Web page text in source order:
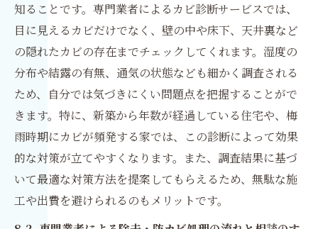
知ることです。専門業者によるカビ診断サービスでは、
目に見えるカビだけでなく、壁の中や床下、天井裏など
の隠れたカビの存在までチェックしてくれます。湿度の
分布や結露の有無、通気の状態なども細かく調査される
ため、自分では気づきにくい問題点を把握することがで
きます。特に、新築から年数が経過している住宅や、梅
雨時期にカビが頻発する家では、この診断によって効果
的な対策が立てやすくなります。また、調査結果に基づ
いて最適な対策方法を提案してもらえるため、無駄な施
工や出費を避けられるのもメリットです。